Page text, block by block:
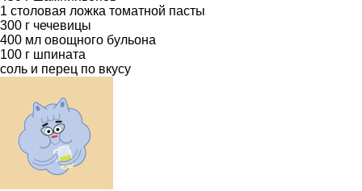
1 столовая ложка томатной пасты
300 г чечевицы
400 мл овощного бульона
100 г шпината
соль и перец по вкусу